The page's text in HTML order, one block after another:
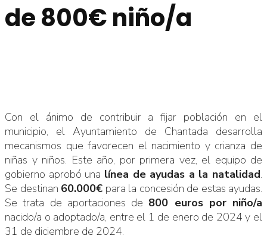
de 800€ niño/a
Con el ánimo de contribuir a fijar población en el
municipio, el Ayuntamiento de Chantada desarrolla
mecanismos que favorecen el nacimiento y crianza de
niñas y niños. Este año, por primera vez, el equipo de
gobierno aprobó una línea de ayudas a la natalidad.
Se destinan 60.000€ para la concesión de estas ayudas.
Se trata de aportaciones de 800 euros por niño/a
nacido/a o adoptado/a, entre el 1 de enero de 2024 y el
31 de diciembre de 2024.